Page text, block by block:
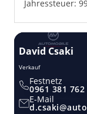
Jahressteuer:
David Csaki
Verkauf
Festnetz
0961 381 762
E-Mail